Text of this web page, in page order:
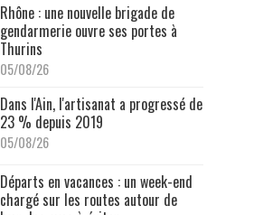
Rhône : une nouvelle brigade de
gendarmerie ouvre ses portes à
Thurins
05/08/26
Dans l'Ain, l'artisanat a progressé de
23 % depuis 2019
05/08/26
Départs en vacances : un week-end
chargé sur les routes autour de